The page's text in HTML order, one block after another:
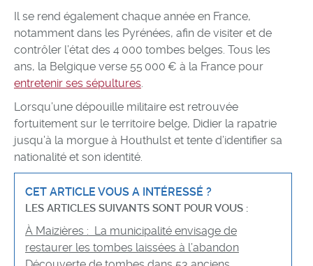
Il se rend également chaque année en France,
notamment dans les Pyrénées, afin de visiter et de
contrôler l’état des 4 000 tombes belges. Tous les
ans, la Belgique verse 55 000 € à la France pour
entretenir ses sépultures.
Lorsqu’une dépouille militaire est retrouvée
fortuitement sur le territoire belge, Didier la rapatrie
jusqu’à la morgue à Houthulst et tente d’identifier sa
nationalité et son identité.
CET ARTICLE VOUS A INTÉRESSÉ ?
LES ARTICLES SUIVANTS SONT POUR VOUS :
À Maizières : La municipalité envisage de
restaurer les tombes laissées à l’abandon